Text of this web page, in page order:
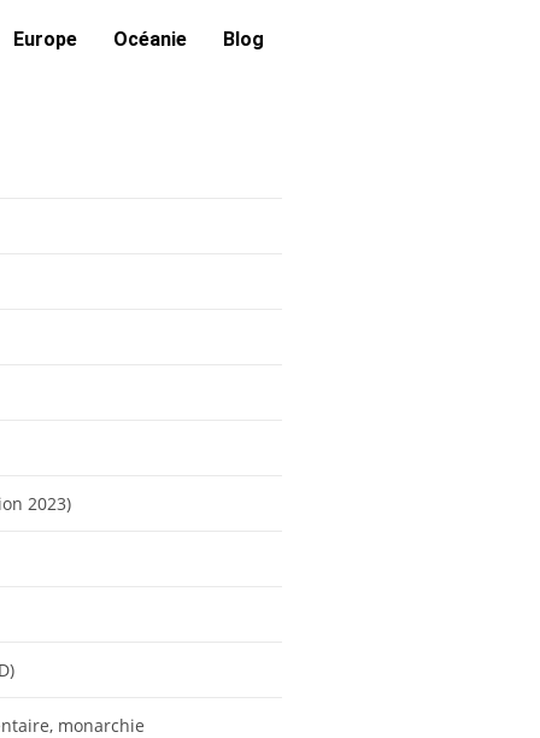
Europe Océanie Blog
2023)
monarchie